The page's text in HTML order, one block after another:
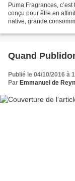
Puma Fragrances,
conçu pour être en
native, grande
Quand
Publié le 04/10/2016 à
Par Emmanuel de